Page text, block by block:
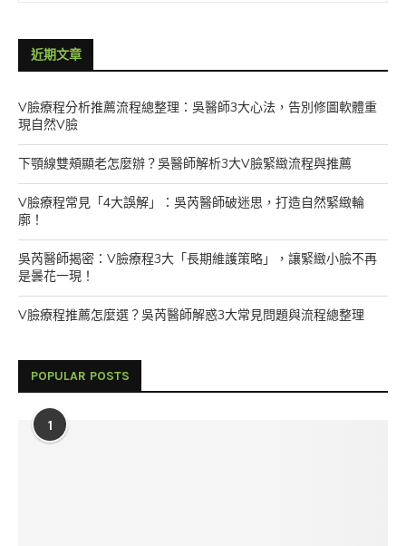
近期文章
V臉療程分析推薦流程總整理：吳醫師3大心法，告別修圖軟體重
現自然V臉
下顎線雙頰顯老怎麼辦？吳醫師解析3大V臉緊緻流程與推薦
V臉療程常見「4大誤解」：吳芮醫師破迷思，打造自然緊緻輪
廓！
吳芮醫師揭密：V臉療程3大「長期維護策略」，讓緊緻小臉不再
是曇花一現！
V臉療程推薦怎麼選？吳芮醫師解惑3大常見問題與流程總整理
POPULAR POSTS
1